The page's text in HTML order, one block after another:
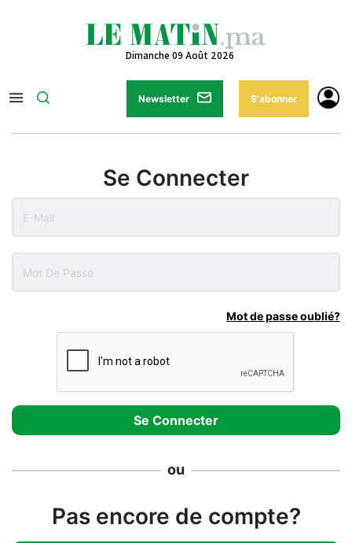
Dimanche 09 Août 2026
Newsletter S'abonner
Se Connecter
Mot de passe oublié?
ou
Pas encore de compte?